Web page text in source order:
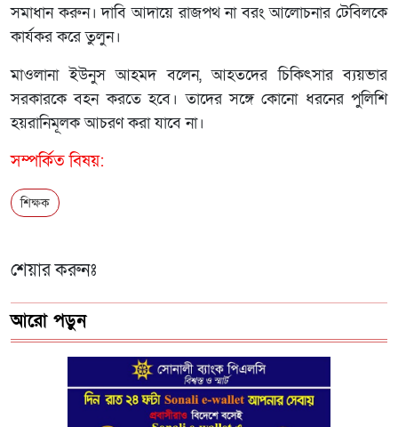
সমাধান করুন। দাবি আদায়ে রাজপথ না বরং আলোচনার টেবিলকে
কার্যকর করে তুলুন।
মাওলানা ইউনুস আহমদ বলেন, আহতদের চিকিৎসার ব্যয়ভার
সরকারকে বহন করতে হবে। তাদের সঙ্গে কোনো ধরনের পুলিশি
হয়রানিমূলক আচরণ করা যাবে না।
সম্পর্কিত বিষয়:
শিক্ষক
শেয়ার করুনঃ
আরো পড়ুন